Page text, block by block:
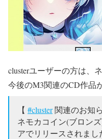
clusterユーザーの方は、
今後のM3関連のCD作品
【 #cluster関連のお知
ネモカコイン(ブロン
アでリリースされまし